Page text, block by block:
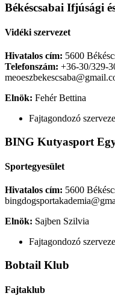
Békéscsabai Ifjúsági
Vidéki szervezet
Hivatalos cím: 5600
Telefonszám: +36-30/329-
Elnök: Fehér Bettina
Fajtagondozó
BING Kutyasport
Sportegyesület
Hivatalos cím: 5600
Elnök: Sajben Szilvia
Fajtagondozó
Bobtail Klub
Fajtaklub